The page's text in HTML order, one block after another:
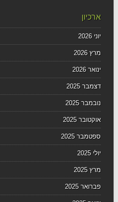
ארכיון
יוני 2026
מרץ 2026
ינואר 2026
דצמבר 2025
נובמבר 2025
אוקטובר 2025
ספטמבר 2025
יולי 2025
מרץ 2025
פברואר 2025